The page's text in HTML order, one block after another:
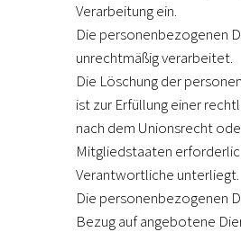
Verarbeitung ein.
Die personenbezogenen
unrechtmäßig verarbeitet.
Die Löschung der
ist zur Erfüllung einer
nach dem Unionsrecht
Mitgliedstaaten
Verantwortliche unterliegt.
Die personenbezogenen
Bezug auf angebotene